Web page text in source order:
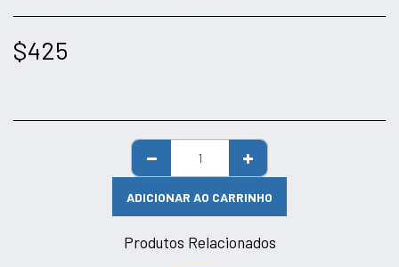
$425
ADICIONAR AO CARRINHO
Produtos Relacionados